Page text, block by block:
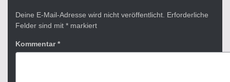
Deine E-Mail-Adresse wird nicht veröffentlicht. Erforderliche
Felder sind mit * markiert
Kommentar*